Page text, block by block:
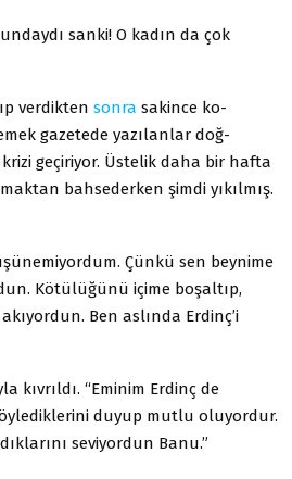
sanki! O kadın da çok
verdikten sonra sakince ko­
gazetede yazılanlar doğ­
geçiriyor. Üstelik daha bir hafta
bahsederken şimdi yıkılmış.
Çünkü sen beynime
Kötülüğünü içime boşaltıp,
Ben aslında Erdinç’i
kıvrıldı. “Eminim Erdinç de
duyup mutlu oluyor­dur.
seviyordun Banu.”